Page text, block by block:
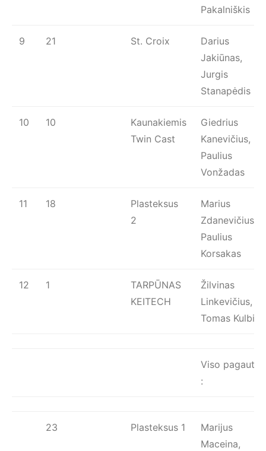
Pakalniškis
9 21 St. Croix
Darius
Jakiūnas,
Jurgis
Stanapėdis
10 10
Kaunakiemis
Twin Cast
Giedrius
Kanevičius,
Paulius
Vonžadas
11 18
Plasteksus
2
Marius
Zdanevičius,
Paulius
Korsakas
12 1
TARPŪNAS
KEITECH
Žilvinas
Linkevičius,
Tomas Kulbis
Viso pagauta
:
23 Plasteksus 1
Marijus
Maceina,